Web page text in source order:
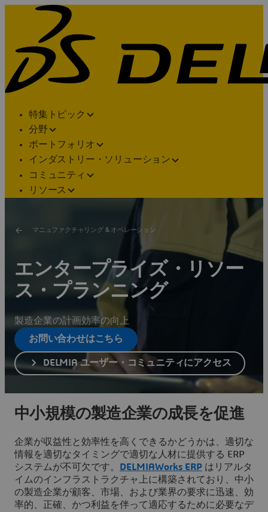
特集トピック
分野
ポートフォリオ
インダストリー・ソリューション
コミュニティ
リソース
マニュファクチャリング & オペレーション
エンタープライズ・リソー
ス・プランニング
製造企業の計画効率の向上
お問い合わせはこちら
DELMIA ユーザー・コミュニティにアクセス
中小規模の製造企業の成長を促進
企業が収益性と効率性を高くできるかどうかは、適切な
情報を適切なタイミングで適切な人材に提供する ERP
システムが不可欠です。 DELMIAWorks ERP はリアルタ
イムのインフラストラクチャ上に構築されており、中小
の製造企業が顧客、市場、および業界の要求に迅速、効
率的、正確、かつ利益を伴って適応するために必要なデ